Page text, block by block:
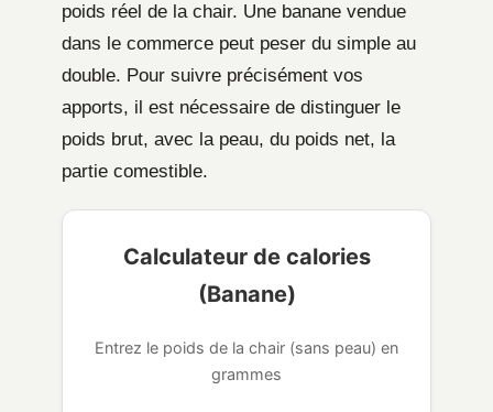
poids réel de la chair. Une banane vendue
dans le commerce peut peser du simple au
double. Pour suivre précisément vos
apports, il est nécessaire de distinguer le
poids brut, avec la peau, du poids net, la
partie comestible.
Calculateur de calories
(Banane)
Entrez le poids de la chair (sans peau) en
grammes